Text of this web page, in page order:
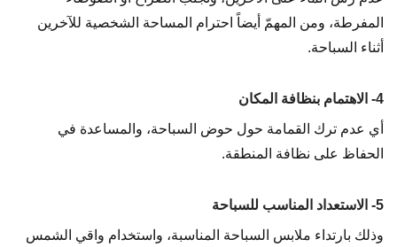
المفرطة، ومن المهمّ أيضاً احترام المساحة الشخصية للآخرين
أثناء السباحة.
4- الاهتمام بنظافة المكان
أي عدم ترك القمامة حول حوض السباحة، والمساعدة في
الحفاظ على نظافة المنطقة.
5- الاستعداد المناسب للسباحة
وذلك بارتداء ملابس السباحة المناسبة، واستخدام واقي الشمس